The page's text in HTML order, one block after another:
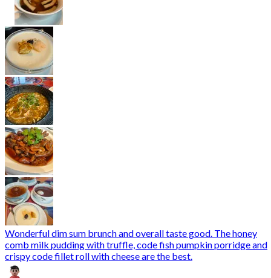
Wonderful dim sum brunch and overall taste good. The honey
comb milk pudding with truffle, code fish pumpkin porridge and
crispy code fillet roll with cheese are the best.